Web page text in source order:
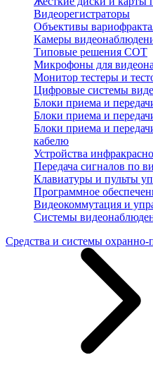
Видеорегистраторы
Объективы
Камеры
Типовые решения СОТ
Микрофоны для
Монитор тестеры и
Цифровые системы
Блоки приема и
Блоки приема и
Блоки приема и
кабелю
Устройства
Передача сигналов по
Клавиатуры и пульты
Программное
Видеокоммутация и
Системы
Средства и системы